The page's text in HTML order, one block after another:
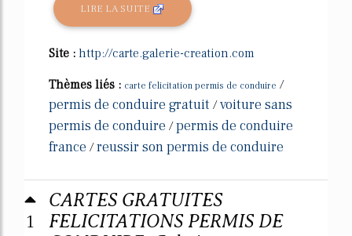
LIRE LA SUITE
Site : http://carte.galerie-creation.com
Thèmes liés : carte felicitation permis de conduire /
permis de conduire gratuit /voiture sans
permis de conduire /permis de conduire
france /reussir son permis de conduire
1
CARTES GRATUITES
FELICITATIONS PERMIS DE